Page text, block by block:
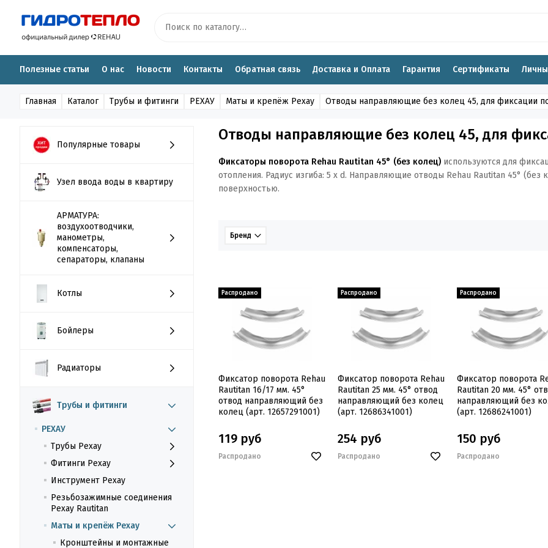
Полезные статьи О нас Новости Контакты Обратная связь Доставка и Оплата Гарантия Сертификаты
Главная Каталог Трубы и фитинги РЕХАУ Маты и крепёж Рехау Отводы направляющие без колец 45, для фиксации
Популярные товары
Узел ввода воды в квартиру
АРМАТУРА:
воздухоотводчики,
манометры,
компенсаторы,
сепараторы, клапаны
Котлы
Бойлеры
Радиаторы
Трубы и фитинги
РЕХАУ
Трубы Рехау
Фитинги Рехау
Инструмент Рехау
Резьбозажимные соединения
Рехау Rautitan
Маты и крепёж Рехау
Кронштейны и монтажные
Отводы направляющие без колец 45, для
Фиксаторы поворота Rehau Rautitan 45° (без колец) используются для
отопления. Радиус изгиба: 5 х d. Направляющие отводы Rehau Rautitan 45°
поверхностью.
Бренд
Фиксатор поворота Rehau
Rautitan 16/17 мм. 45°
отвод направляющий без
колец (арт. 12657291001)
119 руб
Распродано
Фиксатор поворота Rehau
Rautitan 25 мм. 45° отвод
направляющий без колец
(арт. 12686341001)
254 руб
Распродано
Фиксатор поворота
Rautitan 20 мм. 45°
направляющий без
(арт. 12686241001)
150 руб
Распродано